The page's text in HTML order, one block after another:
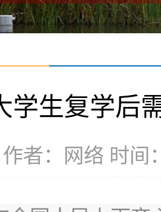
学生复学后
作者：网络 时间